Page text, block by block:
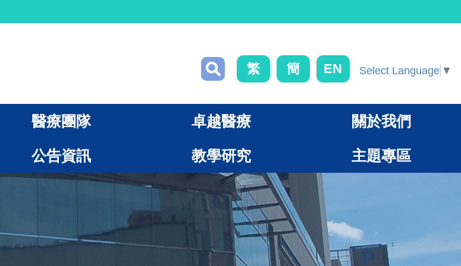
繁 簡 EN Select Language ▼
醫療團隊 卓越醫療 關於我們
公告資訊 教學研究 主題專區